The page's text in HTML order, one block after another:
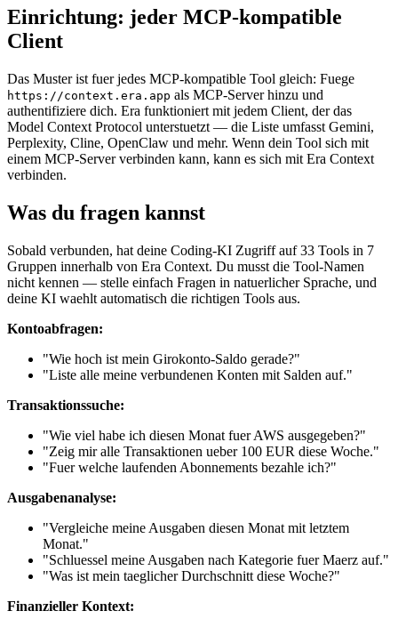
Einrichtung: jeder MCP-kompatible
Client
Das Muster ist fuer jedes MCP-kompatible Tool gleich: Fuege
https://context.era.app als MCP-Server hinzu und
authentifiziere dich. Era funktioniert mit jedem Client, der das
Model Context Protocol unterstuetzt — die Liste umfasst Gemini,
Perplexity, Cline, OpenClaw und mehr. Wenn dein Tool sich mit
einem MCP-Server verbinden kann, kann es sich mit Era Context
verbinden.
Was du fragen kannst
Sobald verbunden, hat deine Coding-KI Zugriff auf 33 Tools in 7
Gruppen innerhalb von Era Context. Du musst die Tool-Namen
nicht kennen — stelle einfach Fragen in natuerlicher Sprache, und
deine KI waehlt automatisch die richtigen Tools aus.
Kontoabfragen:
"Wie hoch ist mein Girokonto-Saldo gerade?"
"Liste alle meine verbundenen Konten mit Salden auf."
Transaktionssuche:
"Wie viel habe ich diesen Monat fuer AWS ausgegeben?"
"Zeig mir alle Transaktionen ueber 100 EUR diese Woche."
"Fuer welche laufenden Abonnements bezahle ich?"
Ausgabenanalyse:
"Vergleiche meine Ausgaben diesen Monat mit letztem
Monat."
"Schluessel meine Ausgaben nach Kategorie fuer Maerz auf."
"Was ist mein taeglicher Durchschnitt diese Woche?"
Finanzieller Kontext: